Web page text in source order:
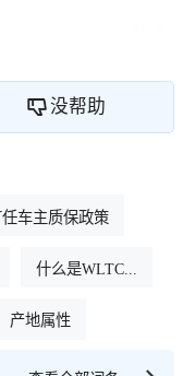
没帮助
车主质保政策
什么是WLTC...
产地属性